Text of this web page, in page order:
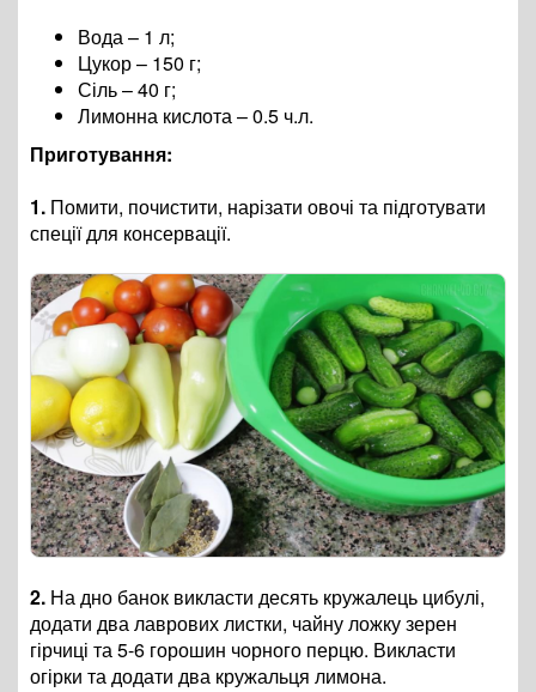
Вода – 1 л;
Цукор – 150 г;
Сіль – 40 г;
Лимонна кислота – 0.5 ч.л.
Приготування:
1. Помити, почистити, нарізати овочі та підготувати
спеції для консервації.
2. На дно банок викласти десять кружалець цибулі,
додати два лаврових листки, чайну ложку зерен
гірчиці та 5-6 горошин чорного перцю. Викласти
огірки та додати два кружальця лимона.